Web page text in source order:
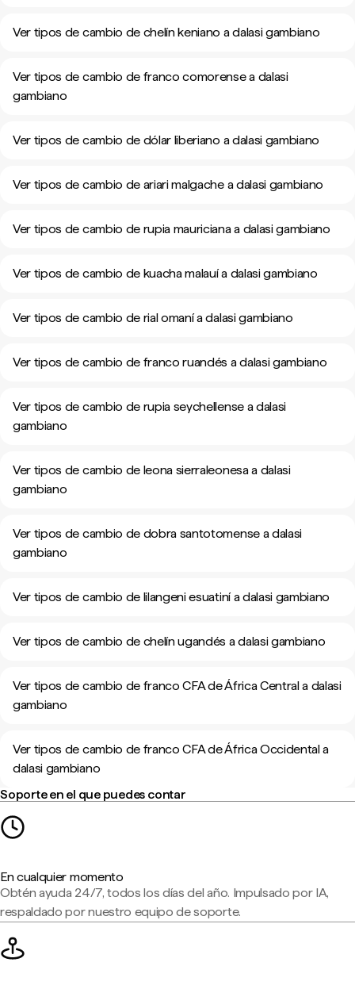
Ver tipos de cambio de chelín keniano a dalasi gambiano
Ver tipos de cambio de franco comorense a dalasi
gambiano
Ver tipos de cambio de dólar liberiano a dalasi gambiano
Ver tipos de cambio de ariari malgache a dalasi gambiano
Ver tipos de cambio de rupia mauriciana a dalasi gambiano
Ver tipos de cambio de kuacha malauí a dalasi gambiano
Ver tipos de cambio de rial omaní a dalasi gambiano
Ver tipos de cambio de franco ruandés a dalasi gambiano
Ver tipos de cambio de rupia seychellense a dalasi
gambiano
Ver tipos de cambio de leona sierraleonesa a dalasi
gambiano
Ver tipos de cambio de dobra santotomense a dalasi
gambiano
Ver tipos de cambio de lilangeni esuatiní a dalasi gambiano
Ver tipos de cambio de chelín ugandés a dalasi gambiano
Ver tipos de cambio de franco CFA de África Central a dalasi
gambiano
Ver tipos de cambio de franco CFA de África Occidental a
dalasi gambiano
Soporte en el que puedes contar
En cualquier momento
Obtén ayuda 24/7, todos los días del año. Impulsado por IA,
respaldado por nuestro equipo de soporte.